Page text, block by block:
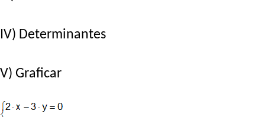
IV) Determinantes
V) Graficar